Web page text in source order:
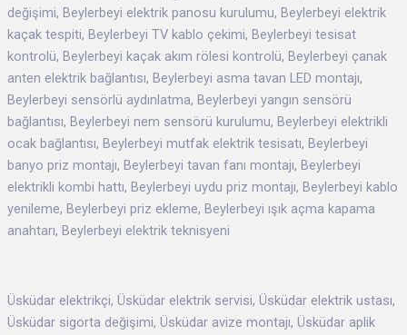
değişimi, Beylerbeyi elektrik panosu kurulumu, Beylerbeyi elektrik
kaçak tespiti, Beylerbeyi TV kablo çekimi, Beylerbeyi tesisat
kontrolü, Beylerbeyi kaçak akım rölesi kontrolü, Beylerbeyi çanak
anten elektrik bağlantısı, Beylerbeyi asma tavan LED montajı,
Beylerbeyi sensörlü aydınlatma, Beylerbeyi yangın sensörü
bağlantısı, Beylerbeyi nem sensörü kurulumu, Beylerbeyi elektrikli
ocak bağlantısı, Beylerbeyi mutfak elektrik tesisatı, Beylerbeyi
banyo priz montajı, Beylerbeyi tavan fanı montajı, Beylerbeyi
elektrikli kombi hattı, Beylerbeyi uydu priz montajı, Beylerbeyi kablo
yenileme, Beylerbeyi priz ekleme, Beylerbeyi ışık açma kapama
anahtarı, Beylerbeyi elektrik teknisyeni
Üsküdar elektrikçi, Üsküdar elektrik servisi, Üsküdar elektrik ustası,
Üsküdar sigorta değişimi, Üsküdar avize montajı, Üsküdar aplik